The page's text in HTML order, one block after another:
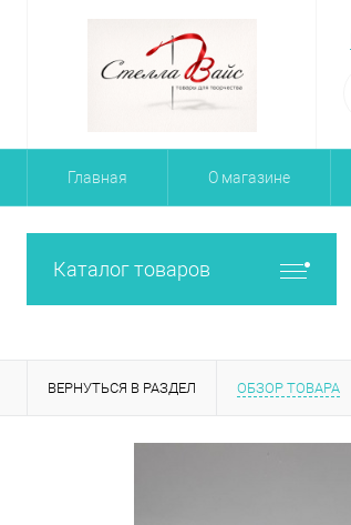
Главная О магазине
Каталог товаров
ВЕРНУТЬСЯ В РАЗДЕЛ ОБЗОР ТОВАРА